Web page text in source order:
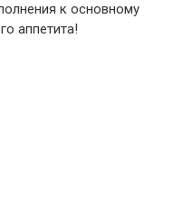
к основному
аппетита!